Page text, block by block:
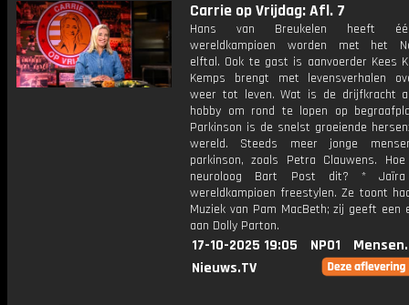
Carrie op Vrijdag: Afl. 7
Hans van Breukelen heeft
wereldkampioen worden met het
elftal. Ook te gast is aanvoerder Kees
Kemps brengt met levensverhalen
weer tot leven. Wat is de drijfkracht
hobby om rond te lopen op
Parkinson is de snelst groeiende
wereld. Steeds meer jonge
parkinson, zoals Petra Clauwens.
neuroloog Bart Post dit? *
wereldkampioen freestylen. Ze toont
Muziek van Pam MacBeth; zij geeft een
aan Dolly Parton.
17-10-2025 19:05 NPO1
Nieuws.TV